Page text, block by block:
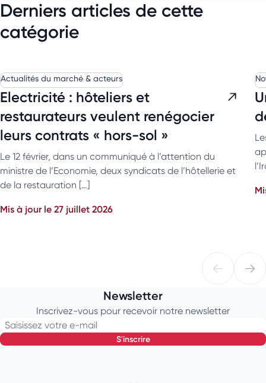
Derniers articles de cette
catégorie
Actualités du marché & acteurs
Electricité : hôteliers et
restaurateurs veulent renégocier
leurs contrats « hors-sol »
Le 12 février, dans un communiqué à l’attention du
ministre de l’Economie, deux syndicats de l’hôtellerie et
de la restauration […]
Mis à jour le 27 juillet 2026
Newsletter
Inscrivez-vous pour recevoir notre newsletter
Saisissez votre e-mail
s'inscrire